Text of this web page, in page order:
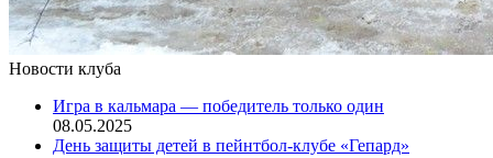
Новости клуба
Игра в кальмара — победитель только один
08.05.2025
День защиты детей в пейнтбол-клубе «Гепард»